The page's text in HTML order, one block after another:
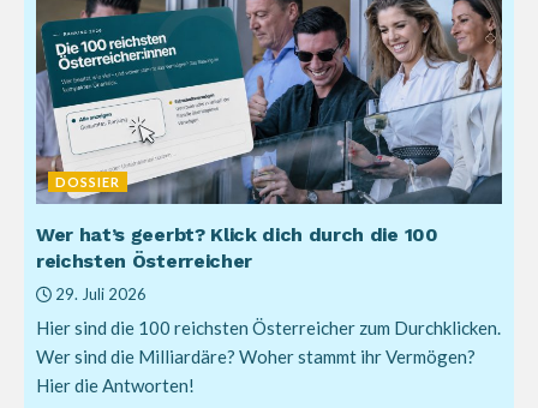
DOSSIER
Wer hat’s geerbt? Klick dich durch die 100
reichsten Österreicher
29. Juli 2026
Hier sind die 100 reichsten Österreicher zum Durchklicken.
Wer sind die Milliardäre? Woher stammt ihr Vermögen?
Hier die Antworten!